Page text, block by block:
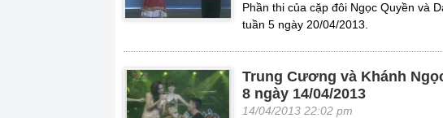
Phần thi của cặp đôi Ngọc Quyền và
tuần 5 ngày 20/04/2013.
Trung Cương và Khánh
8 ngày 14/04/2013
14/04/2013 22:02 pm